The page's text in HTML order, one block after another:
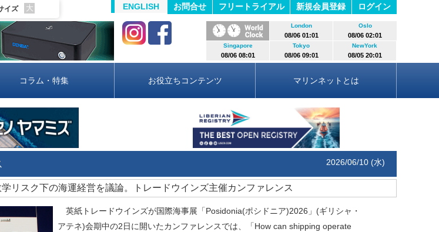
イズ 大 ログイン
新規会員登録
フリートライアル
お問合せ
ENGLISH
Oslo
08/06 02:01
London
08/06 01:01
NewYork
08/05 20:01
Tokyo
08/06 09:01
Singapore
08/06 08:01
コラム・特集 お役立ちコンテンツ マリンネットとは
2026/06/10 (水)
リスク下の海運経営を議論。トレードウインズ主催カンファレンス
英紙トレードウインズが国際海事展「Posidonia(ポシドニア)2026」(ギリシャ・
アテネ)会期中の2日に開いたカンファレンスでは、「How can shipping operate